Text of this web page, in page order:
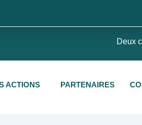
Deux
ACTIONS PARTENAIRES